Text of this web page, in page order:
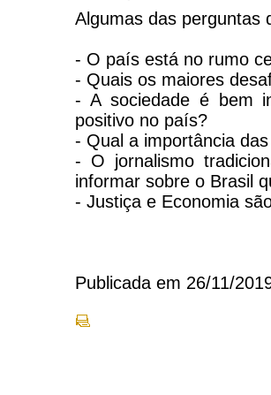
Algumas das perguntas
- O país está no rumo
- Quais os maiores
- A sociedade é bem
positivo no país?
- Qual a importância
- O jornalismo
informar sobre o Brasil
- Justiça e Economia
Publicada em 26/11/